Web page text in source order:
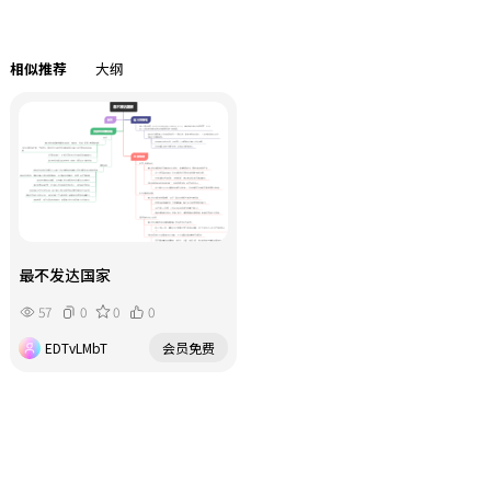
相似推荐 大纲
最不发达国家
57 0 0
0
EDTvLMbT
会员免费